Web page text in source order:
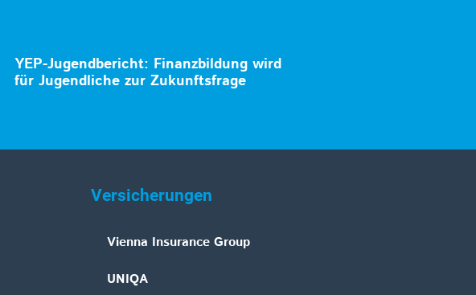
YEP-Jugendbericht: Finanzbildung wird
für Jugendliche zur Zukunftsfrage
Versicherungen
Vienna Insurance Group
UNIQA